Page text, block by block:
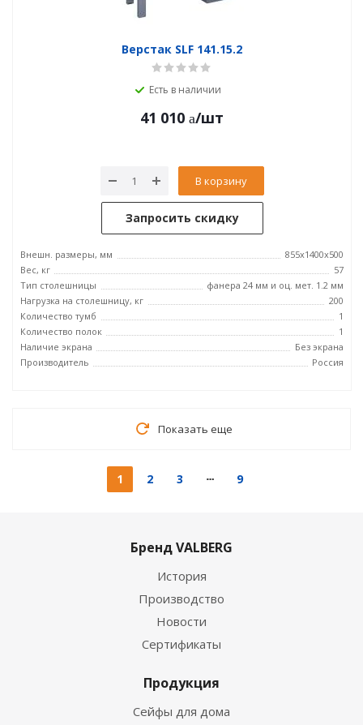
Верстак SLF 141.15.2
Есть в наличии
41 010 /шт
В корзину
Запросить скидку
Внешн. размеры, мм
855x1400x500
Вес, кг
57
Тип столешницы
фанера 24 мм и оц. мет. 1.2 мм
Нагрузка на столешницу, кг
200
Количество тумб
1
Количество полок
1
Наличие экрана
Без экрана
Производитель
Россия
Показать еще
1 2 3 9
Бренд VALBERG
История
Производство
Новости
Сертификаты
Продукция
Сейфы для дома